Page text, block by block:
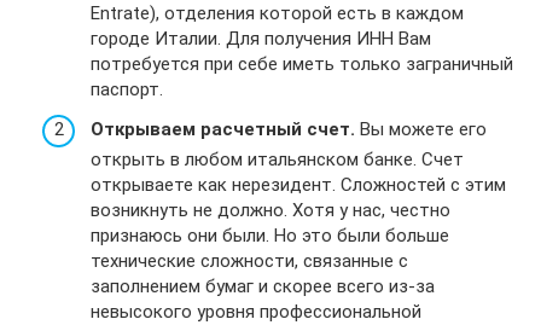
Entrate), отделения которой есть в каждом
городе Италии. Для получения ИНН Вам
потребуется при себе иметь только заграничный
паспорт.
Открываем расчетный счет. Вы можете его
открыть в любом итальянском банке. Счет
открываете как нерезидент. Сложностей с этим
возникнуть не должно. Хотя у нас, честно
признаюсь они были. Но это были больше
технические сложности, связанные с
заполнением бумаг и скорее всего из-за
невысокого уровня профессиональной